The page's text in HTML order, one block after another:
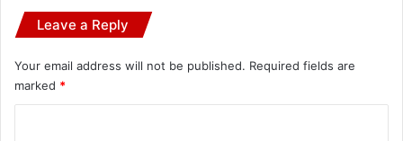
Leave a Reply
Your email address will not be published. Required fields are
marked *